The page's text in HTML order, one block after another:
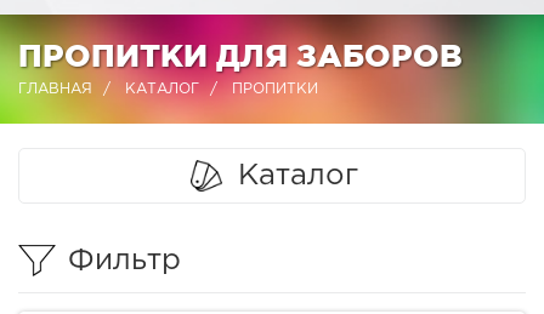
ПРОПИТКИ ДЛЯ ЗАБОРОВ
ГЛАВНАЯ КАТАЛОГ ПРОПИТКИ
Каталог
Фильтр